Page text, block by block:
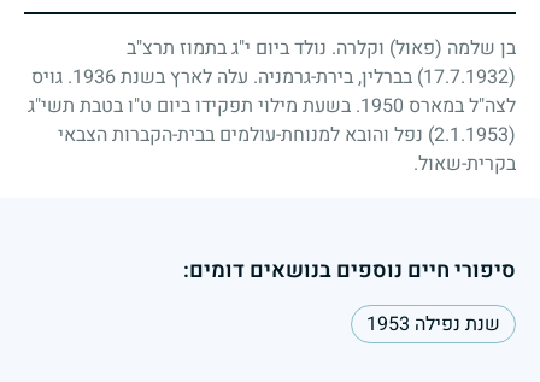
בן שלמה (פאול) וקלרה. נולד ביום י"ג בתמוז תרצ"ב
17.7.1932)) בברלין, בירת-גרמניה. עלה לארץ בשנת1936. גויס
לצה"ל במארס 1950. בשעת מילוי תפקידו ביום ט"ו בטבת תשי"ג
2.1.1953)) נפל והובא למנוחת-עולמים בבית-הקברות הצבאי
בקרית-שאול.
סיפורי חיים נוספים בנושאים דומים:
שנת נפילה 1953